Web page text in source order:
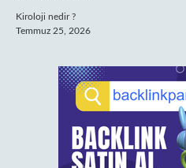
Kiroloji nedir ?
Temmuz 25, 2026